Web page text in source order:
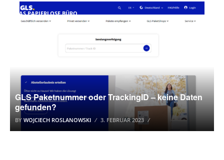
DAS PAPIERLOSE BÜRO
GLS Paketnummer oder TrackingID – keine Daten
gefunden?
BY WOJCIECH ROSLANOWSKI 3. FEBRUAR 2023